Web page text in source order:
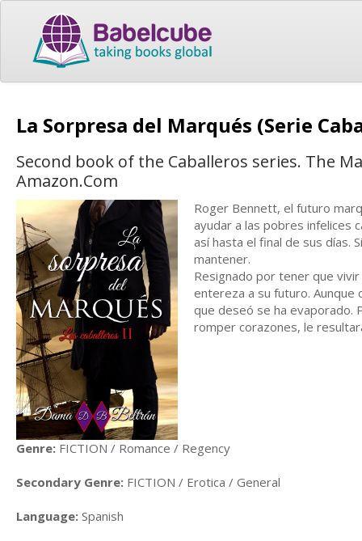
La Sorpresa del Marqués (Serie
Second book of the Caballeros series. The
Amazon.Com
Roger Bennett, el futuro
ayudar a las pobres infelices
así hasta el final de sus días.
mantener.
Resignado por tener que
entereza a su futuro. Aunque
que deseó se ha evaporado.
romper corazones, le
Genre: FICTION / Romance / Regency
Secondary Genre: FICTION / Erotica / General
Language: Spanish